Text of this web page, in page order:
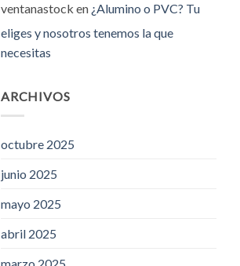
ventanastock en ¿Alumino o PVC? Tu
eliges y nosotros tenemos la que
necesitas
ARCHIVOS
octubre 2025
junio 2025
mayo 2025
abril 2025